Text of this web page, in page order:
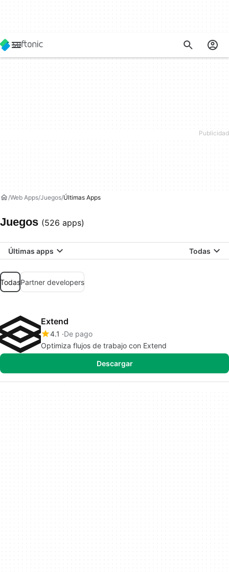
Web Apps Juegos Últimas Apps
Juegos (526 apps)
Últimas apps Todas
TodasPartner developers
Extend
4.1
De pago
Optimiza flujos de trabajo con Extend
Descargar